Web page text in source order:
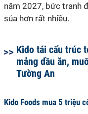
năm 2027, bức tranh
sủa hơn rất nhiều.
Kido tái cấu trúc
mảng dầu ăn,
Tường An
Kido Foods mua 5 triệu